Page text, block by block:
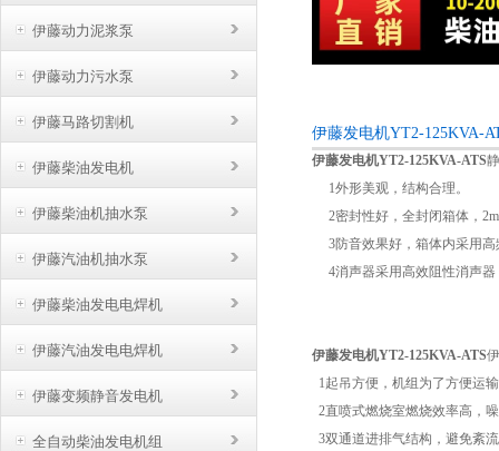
伊藤动力泥浆泵
伊藤动力污水泵
伊藤马路切割机
伊藤柴油发电机
伊藤柴油机抽水泵
伊藤汽油机抽水泵
伊藤柴油发电电焊机
伊藤汽油发电电焊机
伊藤变频静音发电机
全自动柴油发电机组
伊藤发电机YT2-125KVA-
伊藤发电机YT2-125KVA-ATS
1外形美观，结构合理。
2密封性好，全封闭箱体，
3防音效果好，箱体内采用高
4消声器采用高效阻性消声器
伊藤发电机YT2-125KVA-ATS
1起吊方便，机组为了方便运
2直喷式燃烧室燃烧效率高，
3双通道进排气结构，避免紊